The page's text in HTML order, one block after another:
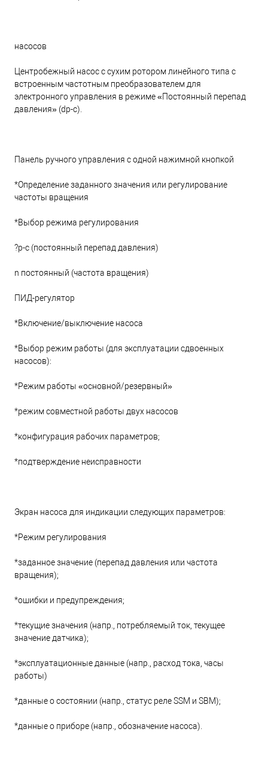
насосов
Центробежный насос с сухим ротором линейного типа с
встроенным частотным преобразователем для
электронного управления в режиме «Постоянный перепад
давления» (dp-c).
Панель ручного управления с одной нажимной кнопкой
*Определение заданного значения или регулирование
частоты вращения
*Выбор режима регулирования
?p-c (постоянный перепад давления)
n постоянный (частота вращения)
ПИД-регулятор
*Включение/выключение насоса
*Выбор режим работы (для эксплуатации сдвоенных
насосов):
*Режим работы «основной/резервный»
*режим совместной работы двух насосов
*конфигурация рабочих параметров;
*подтверждение неисправности
Экран насоса для индикации следующих параметров:
*Режим регулирования
*заданное значение (перепад давления или частота
вращения);
*ошибки и предупреждения;
*текущие значения (напр., потребляемый ток, текущее
значение датчика);
*эксплуатационные данные (напр., расход тока, часы
работы)
*данные о состоянии (напр., статус реле SSM и SBM);
*данные о приборе (напр., обозначение насоса).